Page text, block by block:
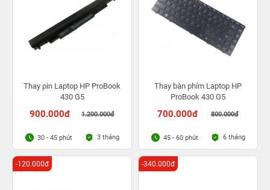
Thay pin Laptop HP ProBook
430 G5
900.000đ 1.200.000đ
30 - 45 phút 3 tháng
Thay bàn phím Laptop HP
ProBook 430 G5
700.000đ 800.000đ
45 - 60 phút 6 tháng
-120.000đ -340.000đ